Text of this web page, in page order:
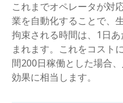
これまでオペレータが対
業を自動化することで、
拘束される時間は、1日
まれます。これをコスト
間200日稼働とした場合
効果に相当します。